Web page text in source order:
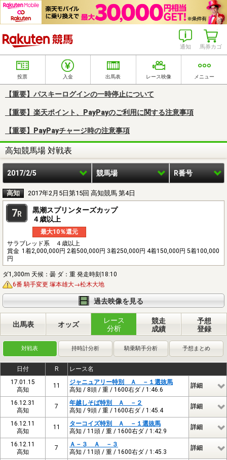
馬券カゴ
通知
投票 入金 出馬表 レース映像 メニュー
【重要】パスキーログインの一時停止について
【重要】楽天ポイント、PayPayのご利用に関する注意事項
【重要】PayPayチャージ時の注意事項
高知競馬場 対戦表
2017/2/5 競馬場 R番号
高知 2017年2月5日第15回 高知競馬 第4日
7R
黒潮スプリンターズカップ
４歳以上
最大10％還元
サラブレッド系 ４歳以上
賞金 1着2,000,000円 2着500,000円 3着250,000円 4着150,000円 5着100,000
円
ダ1,300m 天候：曇 ダ：重 発走時刻18:10
6番 騎手変更 塚本雄大→松木大地
過去映像を見る
出馬表 オッズ
レース
分析
競走
成績
予想
登録
対戦表 持時計分析 騎乗騎手分析 予想まとめ
日付 R
レース名
17.01.15
高知
11
ジャニュアリー特別 Ａ －１選抜馬
高知 / 8頭 / 重 / 1600右ダ / 1:46.6
詳細
16.12.31
高知
7
年越しそば特別 Ａ －２
高知 / 9頭 / 重 / 1600右ダ / 1:45.4
詳細
16.12.11
高知
11
ターコイズ特別 Ａ －１選抜馬
高知 / 11頭 / 重 / 1600右ダ / 1:42.9
詳細
16.12.11
高知
7
Ａ－３ Ａ －３
高知 / 11頭 / 重 / 1600右ダ / 1:45.3
詳細